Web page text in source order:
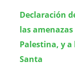
Declaración
las
Palestina, y
Santa